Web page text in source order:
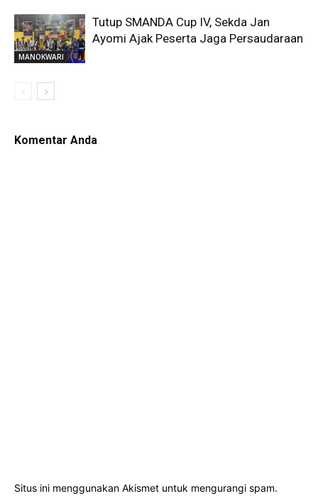
MANOKWARI
Tutup SMANDA Cup IV, Sekda Jan
Ayomi Ajak Peserta Jaga Persaudaraan
Komentar Anda
Situs ini menggunakan Akismet untuk mengurangi spam.